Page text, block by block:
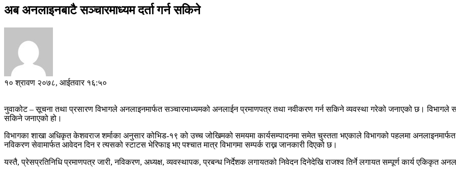
अब अनलाइनबाटै सञ्चारमाध्यम दर्ता गर्न सकिने
१० श्रावण २०७८, आईतवार १६:५०
नुवाकोट – सूचना तथा प्रसारण विभागले अनलाइनमार्फत सञ्चारमाध्यमको अनलाईन प्रमाणपत्र तथा नवीकरण गर्न सकिने व्यवस्था गरेको जनाएको छ। विभागले
सकिने जनाएको हो।
विभागका शाखा अधिकृत केशवराज शर्माका अनुसार कोभिड-१९ को उच्च जोखिमको समयमा कार्यसम्पादनमा समेत चुस्तता भएकाले विभागको पहलमा
नविकरण सेवामार्फत आवेदन दिन र त्यसको स्टाटस भेरिफाइ भए पश्चात मात्र विभागमा सम्पर्क राख्न जानकारी दिएको छ।
यस्तै, प्रेसप्रतिनिधि प्रमाणपत्र जारी, नविकरण, अध्यक्ष, व्यवस्थापक, प्रबन्ध निर्देशक लगायतको निवेदन दिनेदेखि राजश्व तिर्ने लगायत सम्पूर्ण कार्य एकिकृत